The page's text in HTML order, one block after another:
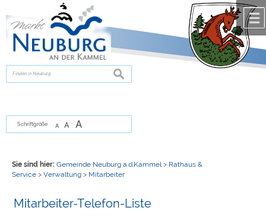
zur Navigationoder
springen.
suchen
Schriftgröße A A A
Sie sind hier: Gemeinde Neuburg a.d.Kammel > Rathaus &
Service> Verwaltung> Mitarbeiter
Mitarbeiter-Telefon-Liste